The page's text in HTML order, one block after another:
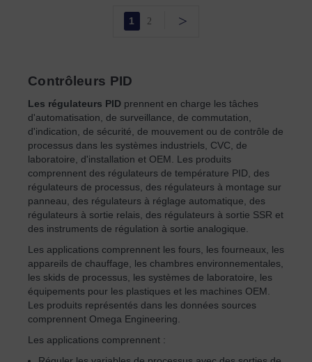
1 2 >
Contrôleurs PID
Les régulateurs PID prennent en charge les tâches
d'automatisation, de surveillance, de commutation,
d'indication, de sécurité, de mouvement ou de contrôle de
processus dans les systèmes industriels, CVC, de
laboratoire, d'installation et OEM. Les produits
comprennent des régulateurs de température PID, des
régulateurs de processus, des régulateurs à montage sur
panneau, des régulateurs à réglage automatique, des
régulateurs à sortie relais, des régulateurs à sortie SSR et
des instruments de régulation à sortie analogique.
Les applications comprennent les fours, les fourneaux, les
appareils de chauffage, les chambres environnementales,
les skids de processus, les systèmes de laboratoire, les
équipements pour les plastiques et les machines OEM.
Les produits représentés dans les données sources
comprennent Omega Engineering.
Les applications comprennent :